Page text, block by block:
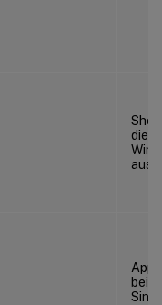
die
bei